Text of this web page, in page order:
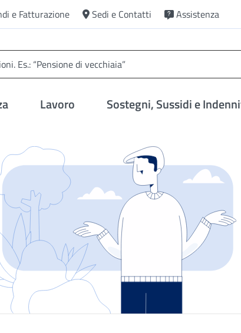
e Fatturazione Sedi e Contatti Assistenza
Lavoro Sostegni, Sussidi e